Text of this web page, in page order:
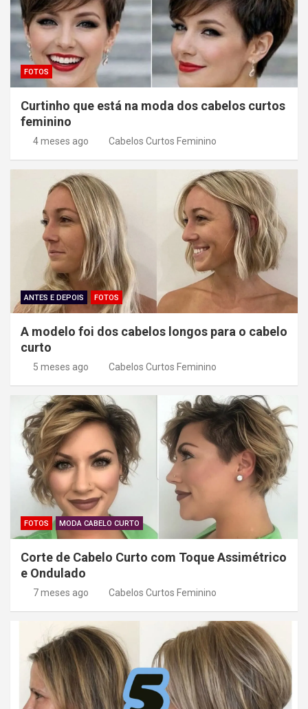
e
P
o
s FOTOS
Curtinho que está na moda dos cabelos curtos
feminino
4 meses ago Cabelos Curtos Feminino
ANTES E DEPOIS FOTOS
A modelo foi dos cabelos longos para o cabelo
curto
5 meses ago Cabelos Curtos Feminino
FOTOS MODA CABELO CURTO
Corte de Cabelo Curto com Toque Assimétrico
e Ondulado
7 meses ago Cabelos Curtos Feminino